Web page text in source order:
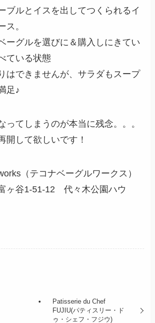
ブルとイスを出してつくられるイ
ス。
ーグルを選びに＆購入しにきてい
ている状態
はできませんが、サラダもスープ
足♪
ってしまうのが本当に残念。。。
開して欲しいです！
（テコナベーグルワークス）
ヶ谷1-51-12 代々木公園ハウ
Patisserie du Chef
FUJIU(パティスリー・ド
ゥ・シェフ・フジウ)